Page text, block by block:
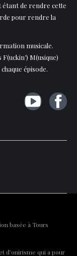
étant de rendre cette
pour rendre la
musicale.
M(usique)
épisode.
basée à Tours
d’onirisme qui a pour